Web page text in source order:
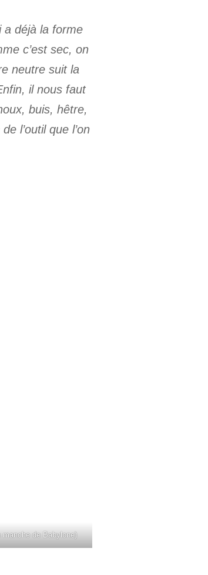
a déjà la forme
c’est sec, on
neutre suit la
il nous faut
buis, hêtre,
l’outil que l’on
de Babylone)